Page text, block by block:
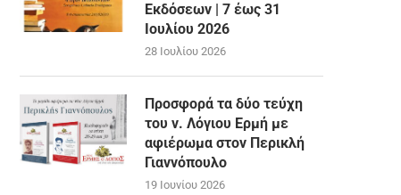
Εκδόσεων | 7 έως 31
Ιουλίου 2026
28 Ιουλίου 2026
Προσφορά τα δύο τεύχη
του ν. Λόγιου Ερμή με
αφιέρωμα στον Περικλή
Γιαννόπουλο
19 Ιουνίου 2026